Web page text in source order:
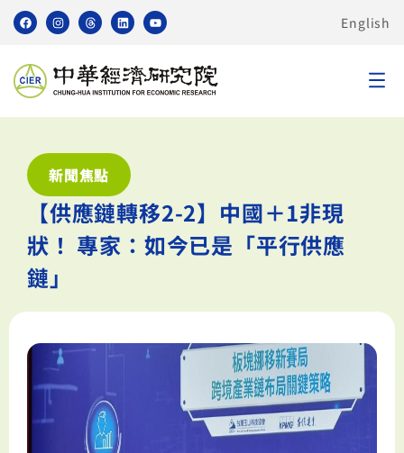
English
新聞焦點
【供應鏈轉移2-2】中國＋1非現
狀！ 專家：如今已是「平行供應
鏈」